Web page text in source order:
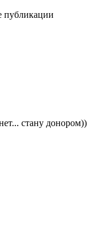
публикации
стану донором))